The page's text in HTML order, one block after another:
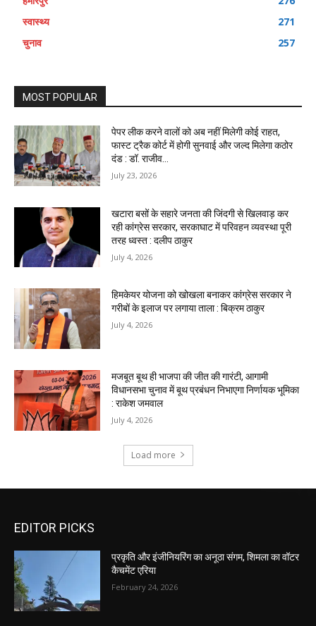
EDITOR PICKS
प्रकृति और इंजीनियरिंग का अनूठा संगम, शिमला का वॉटर
कैचमेंट एरिया
February 24, 2026